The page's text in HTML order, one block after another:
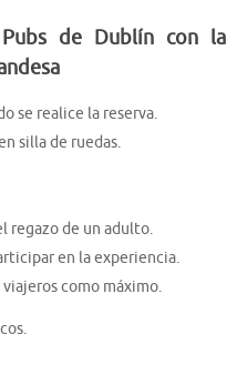
de Dublín con la
se realice la reserva.
silla de ruedas.
regazo de un adulto.
en la experiencia.
como máximo.